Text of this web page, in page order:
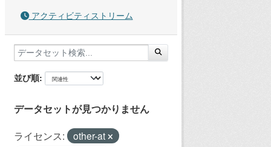
アクティビティストリーム
並び順
データセットが見つかりません
ライセンス:
other-at